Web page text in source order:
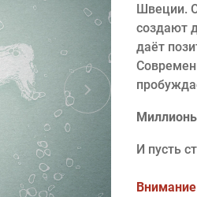
Швеции.
создают
даёт
И пусть